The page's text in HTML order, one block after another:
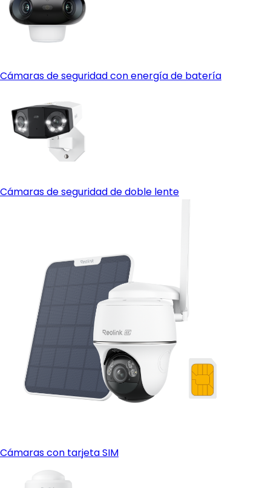
Cámaras de seguridad con energía de batería
Cámaras de seguridad de doble lente
Cámaras con tarjeta SIM